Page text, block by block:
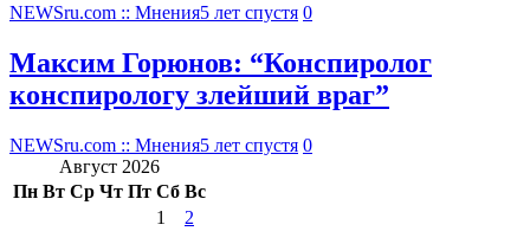
NEWSru.com :: Мнения5 лет спустя 0
Максим Горюнов: “Конспиролог
конспирологу злейший враг”
NEWSru.com :: Мнения5 лет спустя 0
Август 2026
Пн Вт Ср Чт Пт Сб Вс
1
2